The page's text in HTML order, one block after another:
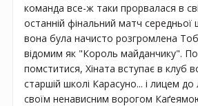
команда все-ж таки прорвалася в
останній фінальний матч
вона була начисто розгромлена
відомим як "Король майданчику".
помститися, Хіната вступає в клуб
старшій школі Карасуно... і лицем до
своїм ненависним ворогом